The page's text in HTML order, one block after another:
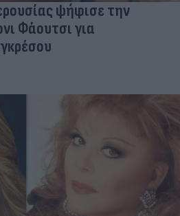
ψήφισε την
Φάουτσι για